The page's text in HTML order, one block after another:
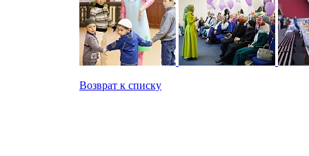
Возврат к списку